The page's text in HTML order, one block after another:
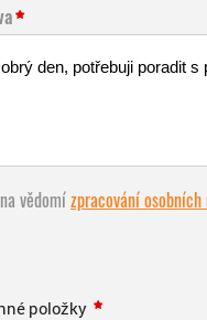
vědomízpracování
položky